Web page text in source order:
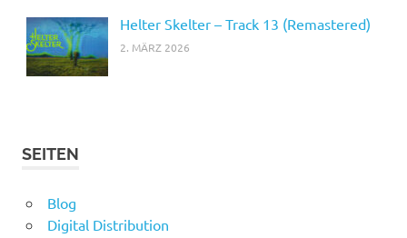
Helter Skelter – Track 13 (Remastered)
2. MÄRZ 2026
SEITEN
Blog
Digital Distribution